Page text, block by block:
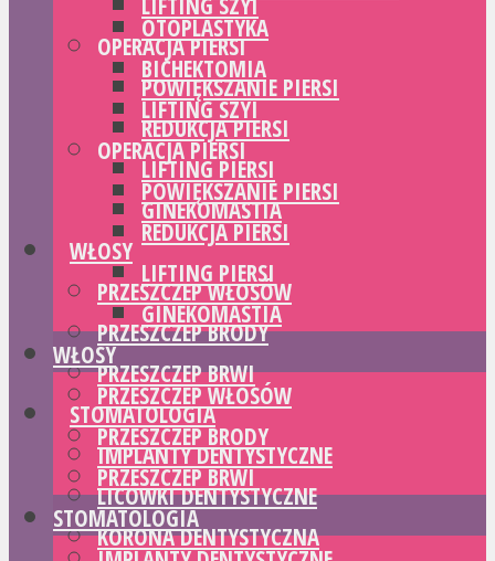
OPERACJA PIERSI
POWIĘKSZANIE PIERSI
REDUKCJA PIERSI
LIFTING PIERSI
GINEKOMASTIA
WŁOSY
PRZESZCZEP WŁOSÓW
PRZESZCZEP BRODY
PRZESZCZEP BRWI
STOMATOLOGIA
IMPLANTY DENTYSTYCZNE
LICÓWKI DENTYSTYCZNE
KORONA DENTYSTYCZNA
OTOPLASTYKA
BICHEKTOMIA
LIFTING SZYI
OPERACJA PIERSI
POWIĘKSZANIE PIERSI
REDUKCJA PIERSI
LIFTING PIERSI
GINEKOMASTIA
WŁOSY
PRZESZCZEP WŁOSÓW
PRZESZCZEP BRODY
PRZESZCZEP BRWI
STOMATOLOGIA